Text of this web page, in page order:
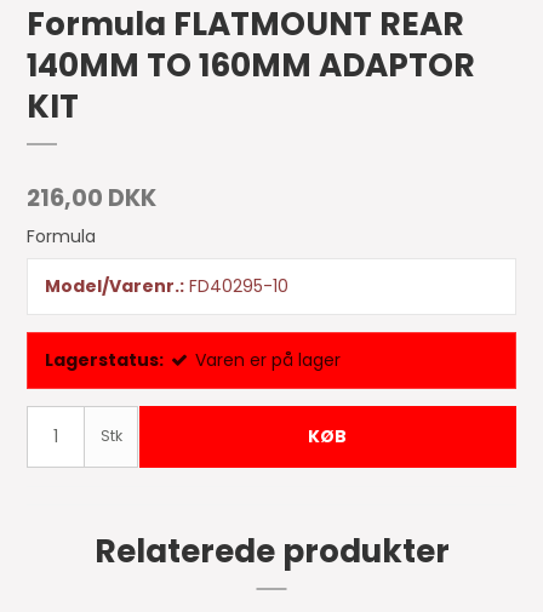
Formula FLATMOUNT REAR
140MM TO 160MM ADAPTOR
KIT
216,00 DKK
Formula
Model/Varenr.: FD40295-10
Lagerstatus: Varen er på lager
Stk KØB
Relaterede produkter